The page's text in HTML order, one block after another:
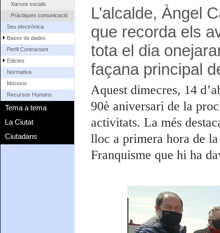
Xarxes socials
Pràctiques comunicació
Seu electrònica
Bases de dades
Perfil Contractant
Edictes
Normativa
Mocions
Recursos Humans
Tema a tema
La Ciutat
Ciutadans
L’alcalde, Àngel
que recorda els
tota el dia
façana principal
Aquest dimecres, 14
90è aniversari de la
activitats. La més
lloc a primera hora de
Franquisme que hi ha